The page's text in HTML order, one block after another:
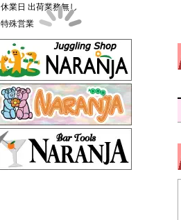
休業日 出荷業務無し
特殊営業